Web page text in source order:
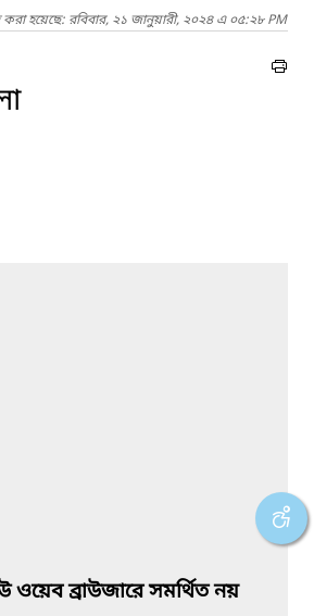
করা হয়েছে: রবিবার, ২১ জানুয়ারী, ২০২৪ এ ০৫:২৮ PM
ওয়েব ব্রাউজারে সমর্থিত নয়